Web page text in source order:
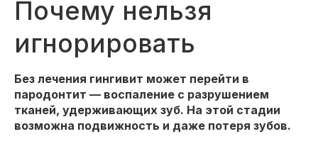
Почему нельзя
игнорировать
Без лечения гингивит может перейти в
пародонтит — воспаление с разрушением
тканей, удерживающих зуб. На этой стадии
возможна подвижность и даже потеря зубов.